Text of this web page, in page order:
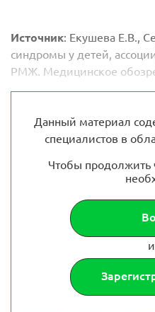
Источник: Екушева Е.В.,
синдромы у детей,
РМЖ. Медицинское
Данный материал
специалистов в
Чтобы продолжить